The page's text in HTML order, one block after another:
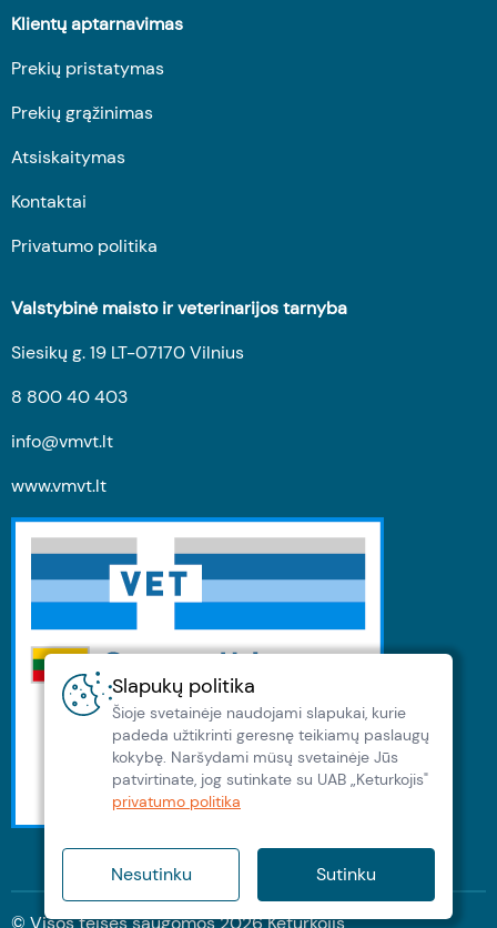
Slapukų politika
Šioje svetainėje naudojami slapukai, kurie
padeda užtikrinti geresnę teikiamų paslaugų
kokybę. Naršydami müsų svetainėje Jūs
patvirtinate, jog sutinkate su UAB „Keturkojis"
privatumo politika
Nesutinku Sutinku
Klientų aptarnavimas
Prekių pristatymas
Prekių grąžinimas
Atsiskaitymas
Kontaktai
Privatumo politika
Valstybinė maisto ir veterinarijos tarnyba
Siesikų g. 19 LT-07170 Vilnius
8 800 40 403
info@vmvt.lt
www.vmvt.lt
© Visos teisės saugomos2026Keturkojis